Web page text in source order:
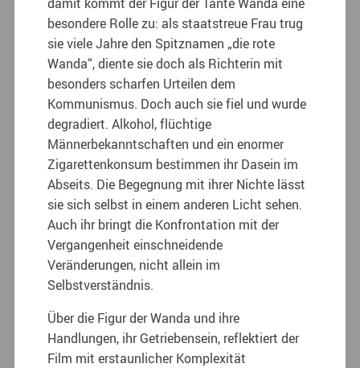
besondere Rolle zu: als staatstreue Frau trug
sie viele Jahre den Spitznamen „die rote
Wanda“, diente sie doch als Richterin mit
besonders scharfen Urteilen dem
Kommunismus. Doch auch sie fiel und wurde
degradiert. Alkohol, flüchtige
Männerbekanntschaften und ein enormer
Zigarettenkonsum bestimmen ihr Dasein im
Abseits. Die Begegnung mit ihrer Nichte lässt
sie sich selbst in einem anderen Licht sehen.
Auch ihr bringt die Konfrontation mit der
Vergangenheit einschneidende
Veränderungen, nicht allein im
Selbstverständnis.
Über die Figur der Wanda und ihre
Handlungen, ihr Getriebensein, reflektiert der
Film mit erstaunlicher Komplexität